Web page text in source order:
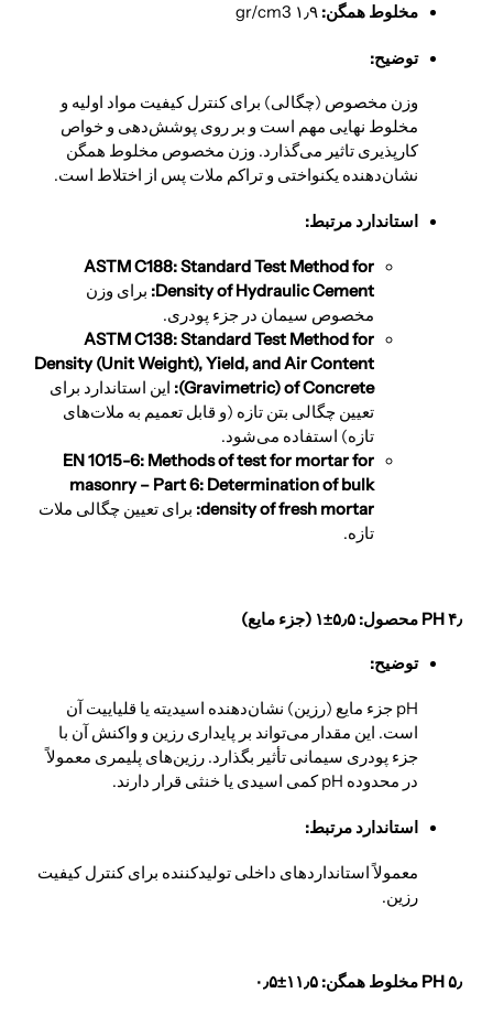
مخلوط همگن: ۱٫۹ 3
توضیح:
وزن مخصوص (چگالی) برای کنترل کیفیت مواد اولیه و
مخلوط نهایی مهم است و بر روی پوشش‌دهی و خواص
کارپذیری تاثیر می‌گذارد. وزن مخصوص مخلوط همگن
نشان‌دهنده یکنواختی و تراکم ملات پس از اختلاط است.
استاندارد مرتبط:
ASTM C188: Standard Test Method for
Density of Hydraulic Cement: برای وزن
مخصوص سیمان در جزء پودری.
ASTM C138: Standard Test Method for
Density (Unit Weight), Yield, and Air Content
(Gravimetric) of Concrete: این استاندارد برای
تعیین چگالی بتن تازه (و قابل تعمیم به ملات‌های
تازه) استفاده می‌شود.
EN 1015-6: Methods of test for mortar for
masonry – Part 6: Determination of bulk
density of fresh mortar: برای تعیین چگالی ملات
تازه.
۴٫ PH محصول: ۵٫۵±۱ (جزء مایع)
توضیح:
pH جزء مایع (رزین) نشان‌دهنده اسیدیته یا قلیاییت آن
است. این مقدار می‌تواند بر پایداری رزین و واکنش آن با
جزء پودری سیمانی تأثیر بگذارد. رزین‌های پلیمری معمولاً
در محدوده pH کمی اسیدی یا خنثی قرار دارند.
استاندارد مرتبط:
معمولاً استانداردهای داخلی تولیدکننده برای کنترل کیفیت
رزین.
۵٫ PH مخلوط همگن: ۱۱٫۵±۰٫۵